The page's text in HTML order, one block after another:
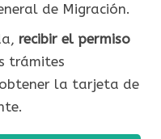
de Migración.
recibir el permiso
trámites
la tarjeta de